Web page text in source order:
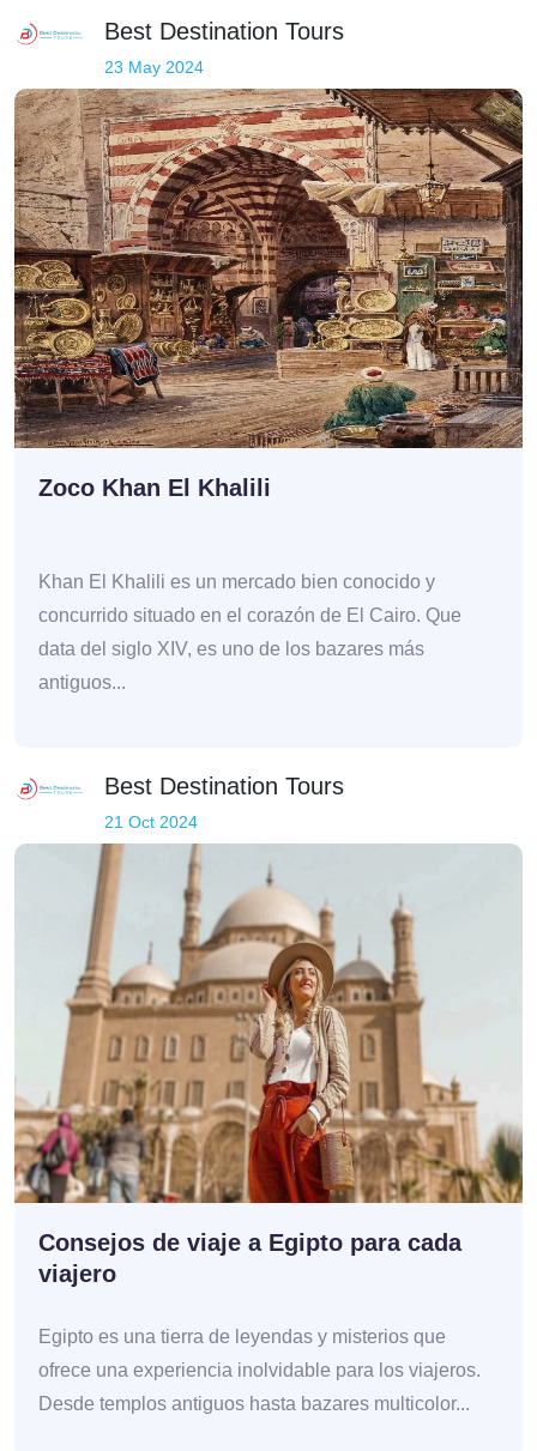
Best Destination Tours
23 May 2024
Zoco Khan El Khalili
Khan El Khalili es un mercado bien conocido y
concurrido situado en el corazón de El Cairo. Que
data del siglo XIV, es uno de los bazares más
antiguos...
Best Destination Tours
21 Oct 2024
Consejos de viaje a Egipto para cada
viajero
Egipto es una tierra de leyendas y misterios que
ofrece una experiencia inolvidable para los viajeros.
Desde templos antiguos hasta bazares multicolor...